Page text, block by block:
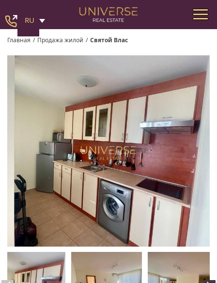
RU
Главная / Продажа жилой / Святой Влас